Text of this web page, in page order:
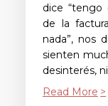
dice “tengo
de la
nada”, nos
sienten
desinterés,
Read More